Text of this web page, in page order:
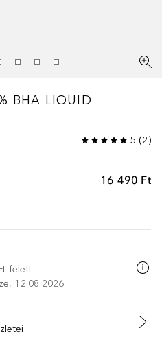
BHA LIQUID
5 (2)
16 490 Ft
felett
12.08.2026
HELYEZÉS